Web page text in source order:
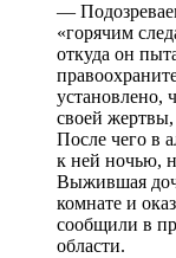
—
«горячим
откуда он
установлено,
своей
После чего в
к ней ночью,
Выжившая
комнате и
сообщили в
области.